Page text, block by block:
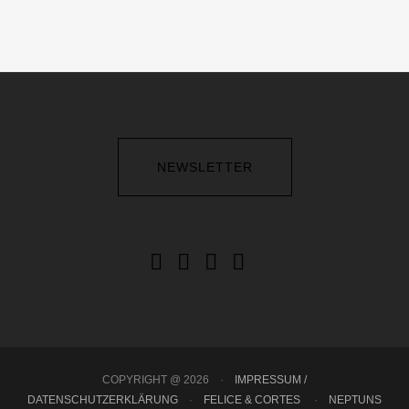
NEWSLETTER
COPYRIGHT @ 2026 ·
IMPRESSUM /
DATENSCHUTZERKLÄRUNG
· FELICE & CORTES · NEPTUNS